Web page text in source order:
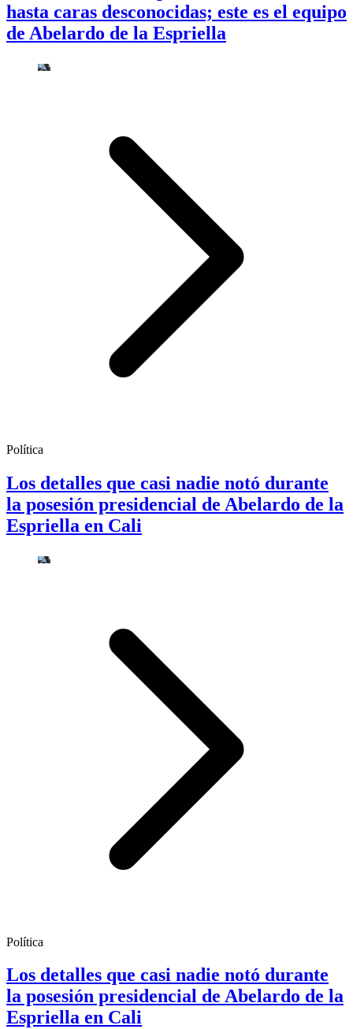
hasta caras desconocidas; este es el equipo
de Abelardo de la Espriella
Política
Los detalles que casi nadie notó durante
la posesión presidencial de Abelardo de la
Espriella en Cali
Política
Los detalles que casi nadie notó durante
la posesión presidencial de Abelardo de la
Espriella en Cali